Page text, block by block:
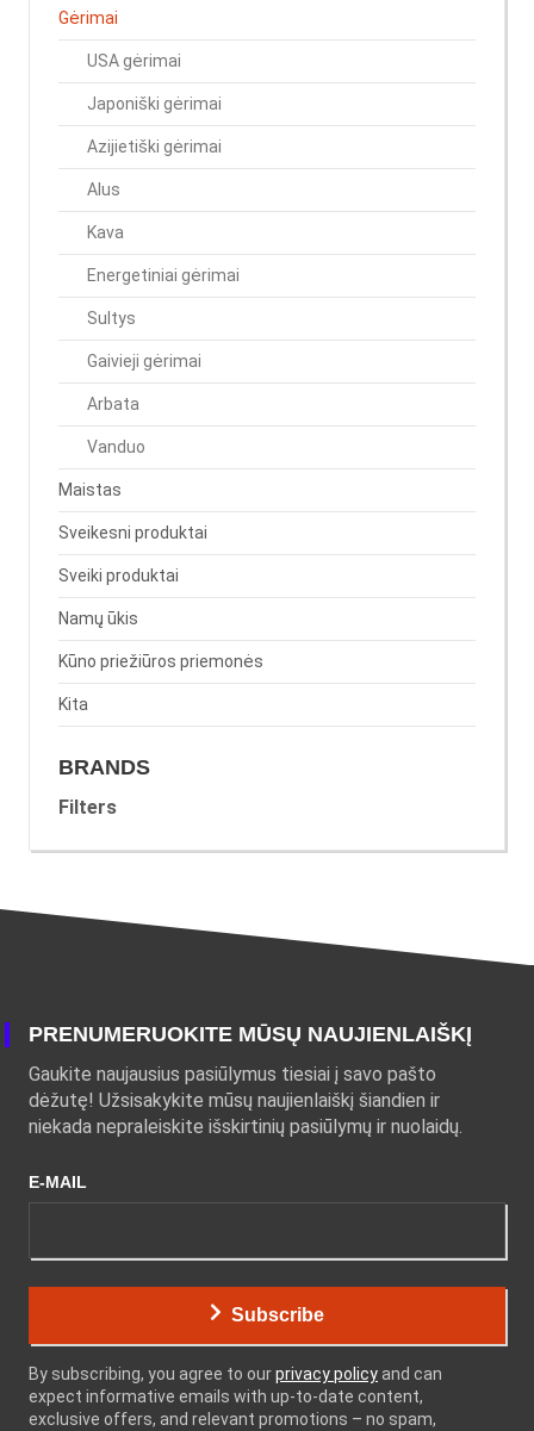
Gėrimai
USA gėrimai
Japoniški gėrimai
Azijietiški gėrimai
Alus
Kava
Energetiniai gėrimai
Sultys
Gaivieji gėrimai
Arbata
Vanduo
Maistas
Sveikesni produktai
Sveiki produktai
Namų ūkis
Kūno priežiūros priemonės
Kita
BRANDS
Filters
PRENUMERUOKITE MŪSŲ NAUJIENLAIŠKĮ
Gaukite naujausius pasiūlymus tiesiai į savo pašto
dėžutę! Užsisakykite mūsų naujienlaiškį šiandien ir
niekada nepraleiskite išskirtinių pasiūlymų ir nuolaidų.
E-MAIL
Subscribe
By subscribing, you agree to ourprivacy policy and can
expect informative emails with up-to-date content,
exclusive offers, and relevant promotions – no spam,